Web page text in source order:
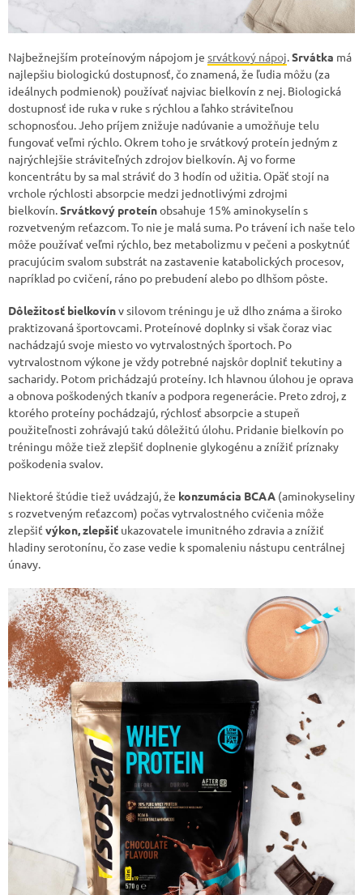
Najbežnejším proteínovým nápojom je srvátkový nápoj Srvátka má
najlepšiu biologickú dostupnosť, čo znamená, že ľudia môžu (za
ideálnych podmienok) používať najviac bielkovín z nej. Biologická
dostupnosť ide ruka v ruke s rýchlou a ľahko stráviteľnou
schopnosťou. Jeho príjem znižuje nadúvanie a umožňuje telu
fungovať veľmi rýchlo. Okrem toho je srvátkový proteín jedným z
najrýchlejšie stráviteľných zdrojov bielkovín. Aj vo forme
koncentrátu by sa mal stráviť do 3 hodín od užitia. Opäť stojí na
vrchole rýchlosti absorpcie medzi jednotlivými zdrojmi
bielkovín. Srvátkový proteínobsahuje 15% aminokyselín s
rozvetveným reťazcom. To nie je malá suma. Po trávení ich naše telo
môže používať veľmi rýchlo, bez metabolizmu v pečeni a poskytnúť
pracujúcim svalom substrát na zastavenie katabolických procesov,
napríklad po cvičení, ráno po prebudení alebo po dlhšom pôste.
Dôležitosť bielkovínv silovom tréningu je už dlho známa a široko
praktizovaná športovcami. Proteínové doplnky si však čoraz viac
nachádzajú svoje miesto vo vytrvalostných športoch. Po
vytrvalostnom výkone je vždy potrebné najskôr doplniť tekutiny a
sacharidy. Potom prichádzajú proteíny. Ich hlavnou úlohou je oprava
a obnova poškodených tkanív a podpora regenerácie. Preto zdroj, z
ktorého proteíny pochádzajú, rýchlosť absorpcie a stupeň
použiteľnosti zohrávajú takú dôležitú úlohu. Pridanie bielkovín po
tréningu môže tiež zlepšiť doplnenie glykogénu a znížiť príznaky
poškodenia svalov.
Niektoré štúdie tiež uvádzajú, že konzumácia BCAA (aminokyseliny
s rozvetveným reťazcom) počas vytrvalostného cvičenia môže
zlepšiť výkon, zlepšiť ukazovatele imunitného zdravia a znížiť
hladiny serotonínu, čo zase vedie k spomaleniu nástupu centrálnej
únavy.